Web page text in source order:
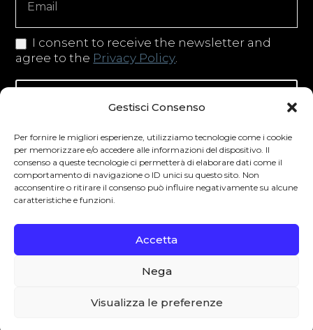
Gestisci Consenso
Per fornire le migliori esperienze, utilizziamo tecnologie come i cookie
per memorizzare e/o accedere alle informazioni del dispositivo. Il
consenso a queste tecnologie ci permetterà di elaborare dati come il
comportamento di navigazione o ID unici su questo sito. Non
acconsentire o ritirare il consenso può influire negativamente su alcune
caratteristiche e funzioni.
Accetta
Nega
Visualizza le preferenze
I consent to receive the newsletter and
agree to the Privacy Policy.
Iscriviti alla newsletter
Degustibus invita al consumo responsabile.
La vendita di bevande alcoliche è vietata ai
Paese di residenza. L’abuso di alcol è
pericoloso per la salute.